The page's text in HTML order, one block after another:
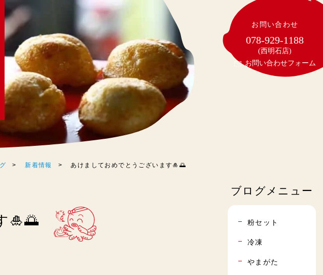
新着情報 あけましておめでとうございます🎍🌅
🎍🌅
お問い合わせ
078-929-1188
(西明石店)
お問い合わせフォーム
ブログメニュー
粉セット
冷凍
やまがた